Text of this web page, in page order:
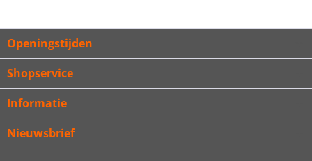
Openingstijden
Shopservice
Informatie
Nieuwsbrief